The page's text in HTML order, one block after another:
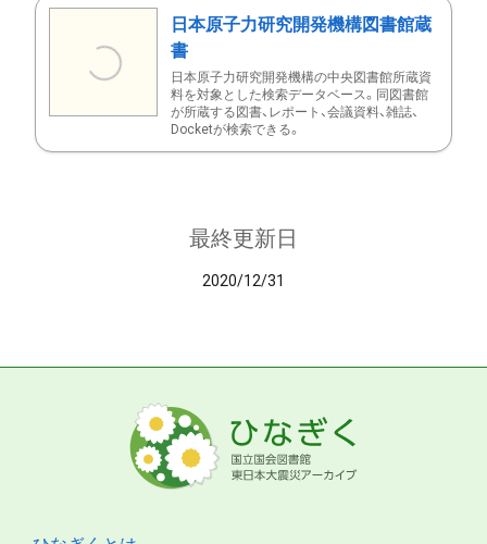
日本原子力研究開発機構図書館蔵
書
日本原子力研究開発機構の中央図書館所蔵資
料を対象とした検索データベース。同図書館
が所蔵する図書、レポート、会議資料、雑誌、
Docketが検索できる。
最終更新日
2020/12/31